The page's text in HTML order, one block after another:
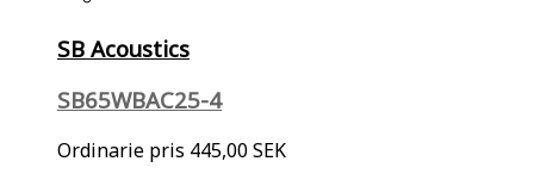
SB Acoustics
SB65WBAC25-4
Ordinarie pris 445,00 SEK